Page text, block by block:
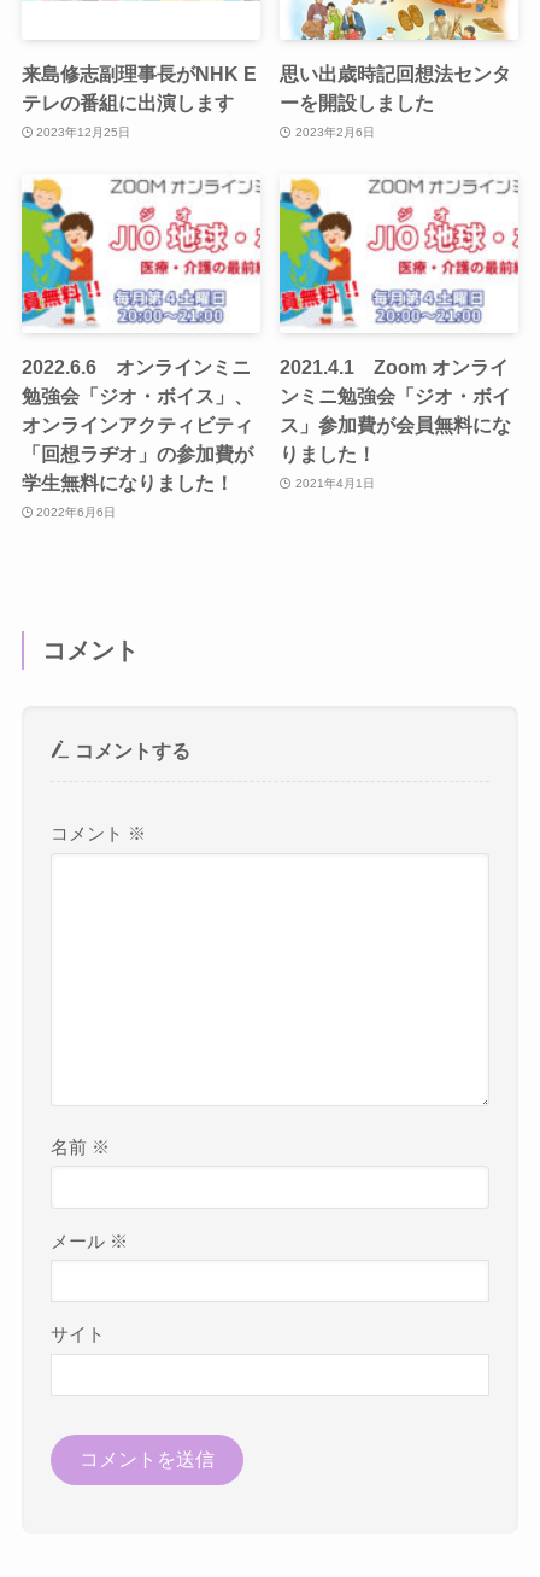
来島修志副理事長がNHK E
テレの番組に出演します
2023年12月25日
思い出歳時記回想法センタ
ーを開設しました
2023年2月6日
2022.6.6 オンラインミニ
勉強会「ジオ・ボイス」、
オンラインアクティビティ
「回想ラヂオ」の参加費が
学生無料になりました！
2022年6月6日
2021.4.1 Zoom オンライ
ンミニ勉強会「ジオ・ボイ
ス」参加費が会員無料にな
りました！
2021年4月1日
コメント
コメントする
コメント ※
名前 ※
メール ※
サイト